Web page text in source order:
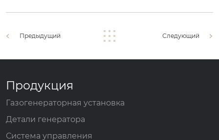
Предыдущий Следующий
Продукция
Газогенераторная установка
Детали генератора
Система управления